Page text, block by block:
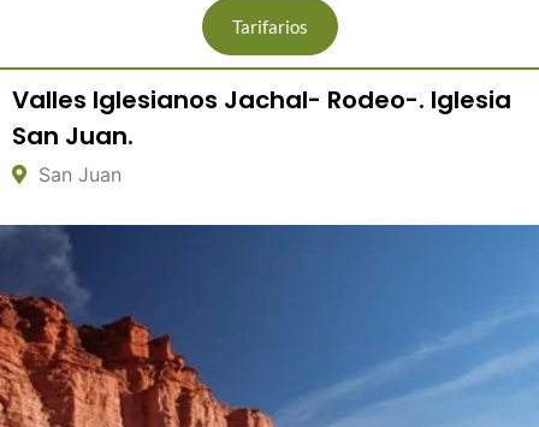
Tarifarios
Valles Iglesianos Jachal- Rodeo-. Iglesia
San Juan.
San Juan